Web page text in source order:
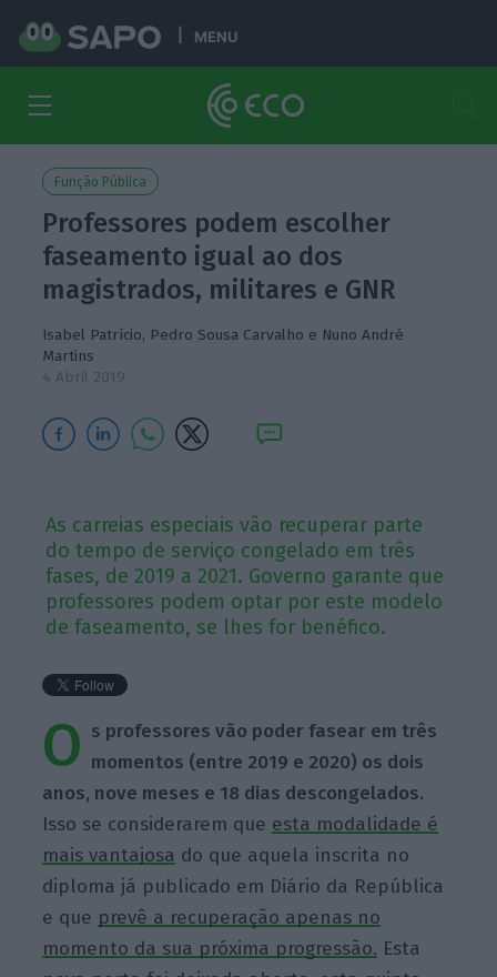
MENU
Função Pública
Professores podem escolher
faseamento igual ao dos
magistrados, militares e GNR
Isabel Patrício, Pedro Sousa Carvalho e Nuno André
Martins
4 Abril 2019
As carreias especiais vão recuperar parte
do tempo de serviço congelado em três
fases, de 2019 a 2021. Governo garante que
professores podem optar por este modelo
de faseamento, se lhes for benéfico.
O s professores vão poder fasear em três
momentos (entre 2019 e 2020) os dois
anos, nove meses e 18 dias descongelados.
Isso se considerarem que esta modalidade é
mais vantajosa do que aquela inscrita no
diploma já publicado em Diário da República
e que prevê a recuperação apenas no
momento da sua próxima progressão. Esta